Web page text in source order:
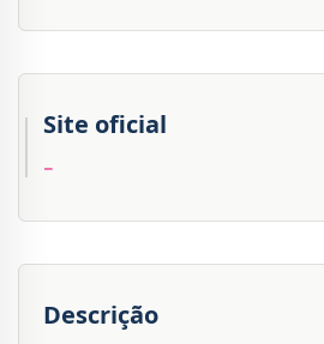
Site oficial
--
Descrição